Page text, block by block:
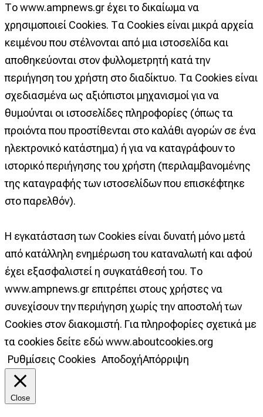
Το www.ampnews.gr έχει το δικαίωμα να
χρησιμοποιεί Cookies. Τα Cookies είναι μικρά αρχεία
κειμένου που στέλνονται από μια ιστοσελίδα και
αποθηκεύονται στον φυλλομετρητή κατά την
περιήγηση του χρήστη στο διαδίκτυο. Τα Cookies είναι
σχεδιασμένα ως αξιόπιστοι μηχανισμοί για να
θυμούνται οι ιστοσελίδες πληροφορίες (όπως τα
προιόντα που προστίθενται στο καλάθι αγορών σε ένα
ηλεκτρονικό κατάστημα) ή για να καταγράφουν το
ιστορικό περιήγησης του χρήστη (περιλαμβανομένης
της καταγραφής των ιστοσελίδων που επισκέφτηκε
στο παρελθόν).
Η εγκατάσταση των Cookies είναι δυνατή μόνο μετά
από κατάλληλη ενημέρωση του καταναλωτή και αφού
έχει εξασφαλιστεί η συγκατάθεσή του. Το
www.ampnews.gr επιτρέπει στους χρήστες να
συνεχίσουν την περιήγηση χωρίς την αποστολή των
Cookies στον διακομιστή. Για πληροφορίες σχετικά με
τα cookies δείτε εδώ www.aboutcookies.org
Ρυθμίσεις Cookies ΑποδοχήΑπόρριψη
Close